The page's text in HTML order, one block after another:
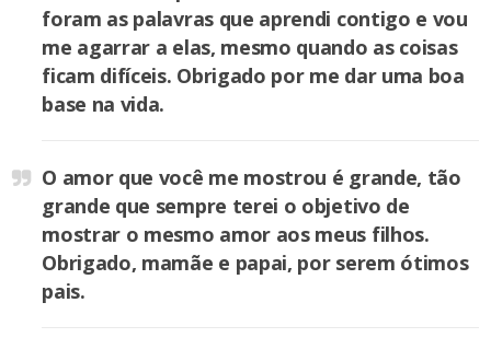
foram as palavras que aprendi contigo e vou
me agarrar a elas, mesmo quando as coisas
ficam difíceis. Obrigado por me dar uma boa
base na vida.
O amor que você me mostrou é grande, tão
grande que sempre terei o objetivo de
mostrar o mesmo amor aos meus filhos.
Obrigado, mamãe e papai, por serem ótimos
pais.